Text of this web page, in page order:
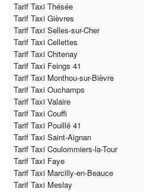
Tarif Taxi Thésée
Tarif Taxi Gièvres
Tarif Taxi Selles-sur-Cher
Tarif Taxi Cellettes
Tarif Taxi Chitenay
Tarif Taxi Feings 41
Tarif Taxi Monthou-sur-Bièvre
Tarif Taxi Ouchamps
Tarif Taxi Valaire
Tarif Taxi Couffi
Tarif Taxi Pouillé 41
Tarif Taxi Saint-Aignan
Tarif Taxi Coulommiers-la-Tour
Tarif Taxi Faye
Tarif Taxi Marcilly-en-Beauce
Tarif Taxi Meslay